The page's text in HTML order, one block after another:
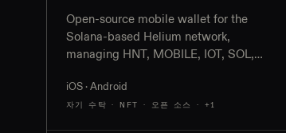
Open-source mobile wallet for the
Solana-based Helium network,
managing HNT, MOBILE, IOT, SOL,
reward claims, and governance voting
iOS · Android
자기 수탁 · NFT · 오픈 소스 · +1